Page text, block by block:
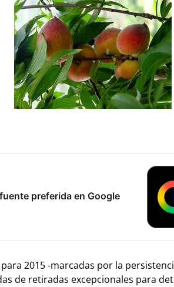
preferida en Google
2015 -marcadas por la
de retiradas excepcionales para